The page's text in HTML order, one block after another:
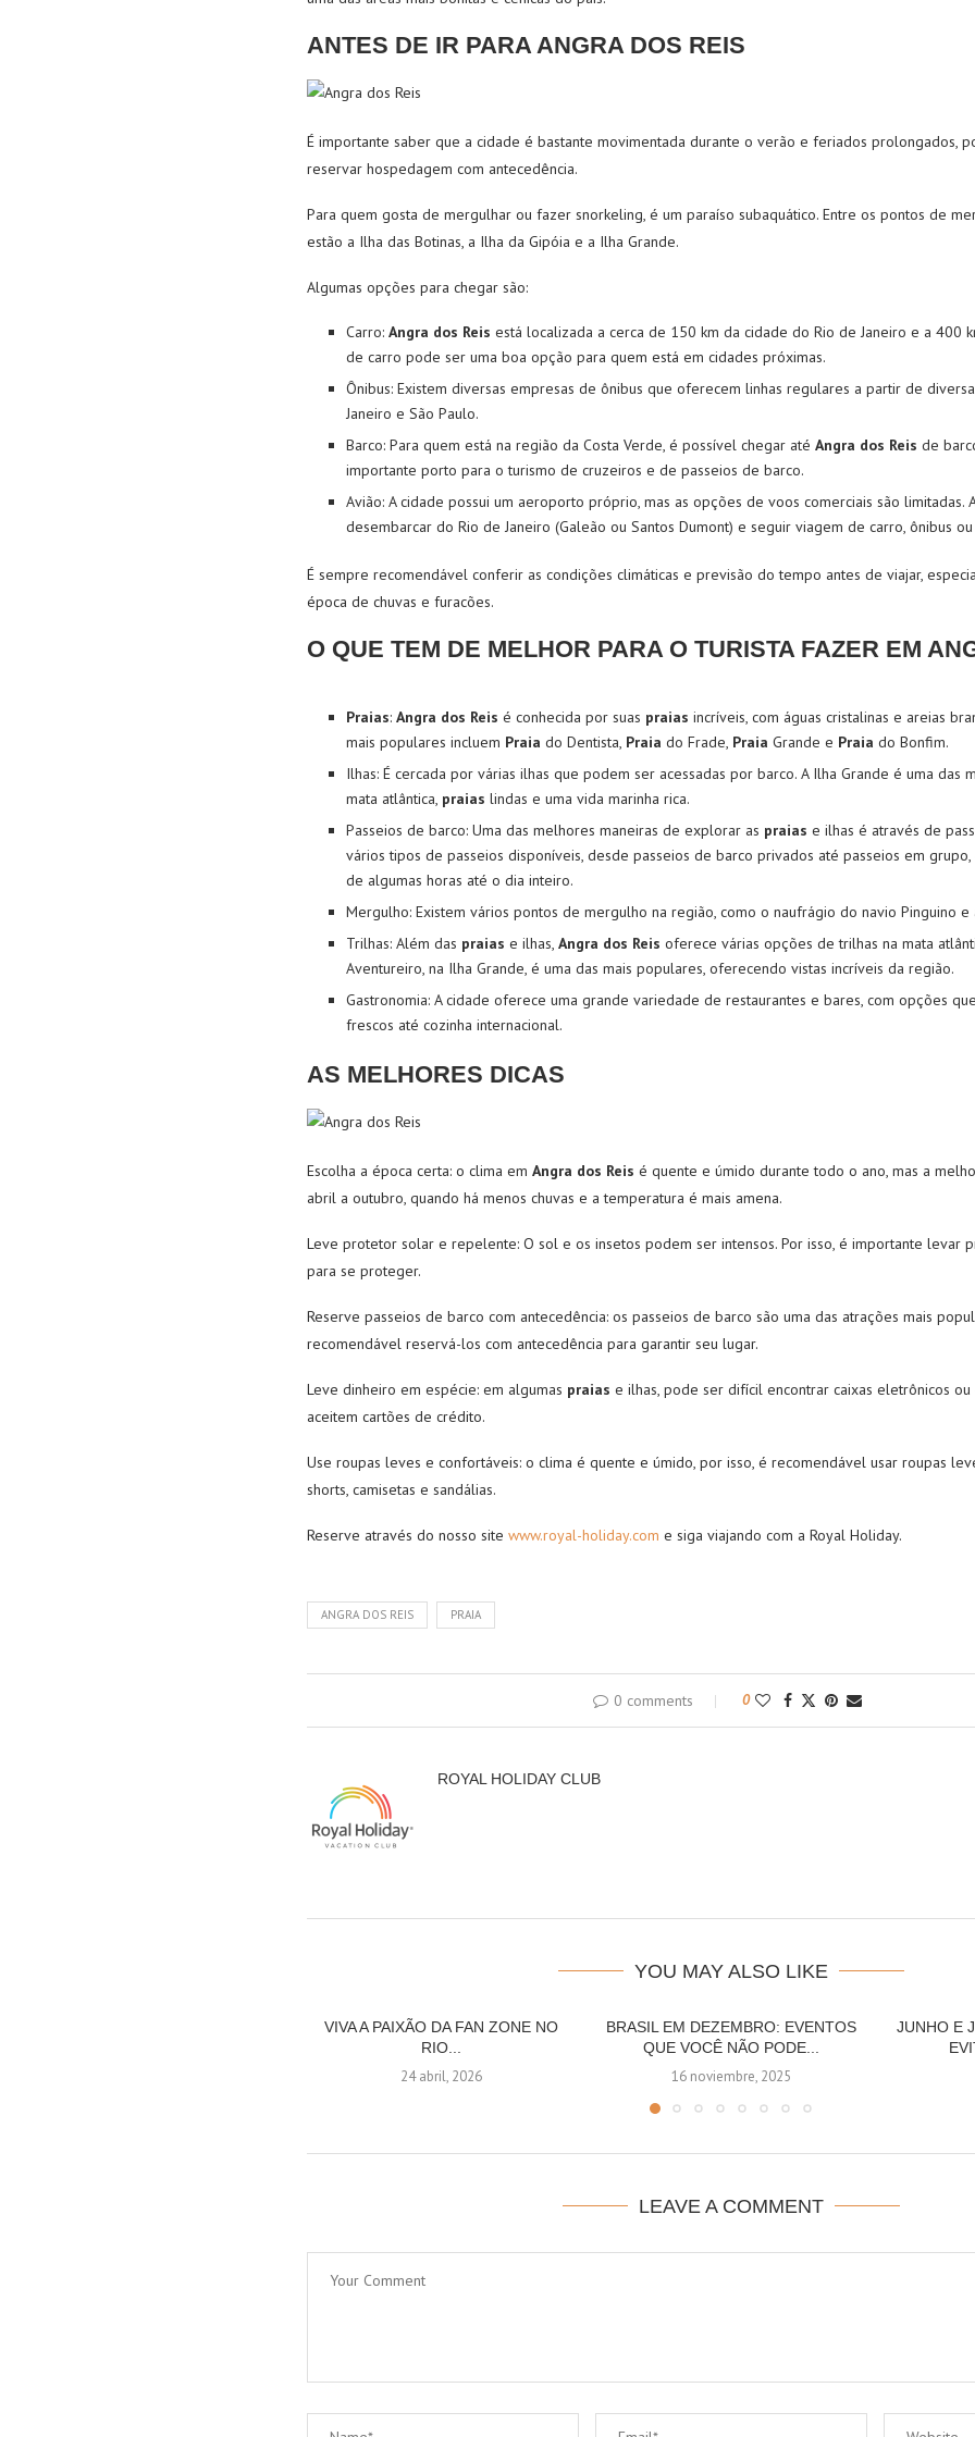
ANTES DE IR PARA ANGRA DOS REIS
É importante saber que a cidade é bastante movimentada durante o verão e feriados prolongados,
reservar hospedagem com antecedência.
Para quem gosta de mergulhar ou fazer snorkeling, é um paraíso subaquático. Entre os pontos de
estão a Ilha das Botinas, a Ilha da Gipóia e a Ilha Grande.
Algumas opções para chegar são:
Carro: Angra dos Reis está localizada a cerca de 150 km da cidade do Rio de Janeiro e a 400
de carro pode ser uma boa opção para quem está em cidades próximas.
Ônibus: Existem diversas empresas de ônibus que oferecem linhas regulares a partir de
Janeiro e São Paulo.
Barco: Para quem está na região da Costa Verde, é possível chegar até Angra dos Reis de
importante porto para o turismo de cruzeiros e de passeios de barco.
Avião: A cidade possui um aeroporto próprio, mas as opções de voos comerciais são limitadas.
desembarcar do Rio de Janeiro (Galeão ou Santos Dumont) e seguir viagem de carro, ônibus
É sempre recomendável conferir as condições climáticas e previsão do tempo antes de viajar,
época de chuvas e furacões.
O QUE TEM DE MELHOR PARA O TURISTA FAZER EM
Praias: Angra dos Reis é conhecida por suas praias incríveis, com águas cristalinas e areias
mais populares incluem Praia do Dentista, Praia do Frade, Praia Grande e Praia do Bonfim.
Ilhas: É cercada por várias ilhas que podem ser acessadas por barco. A Ilha Grande é uma das
mata atlântica, praias lindas e uma vida marinha rica.
Passeios de barco: Uma das melhores maneiras de explorar as praias e ilhas é através de
vários tipos de passeios disponíveis, desde passeios de barco privados até passeios em
de algumas horas até o dia inteiro.
Mergulho: Existem vários pontos de mergulho na região, como o naufrágio do navio Pinguino
Trilhas: Além das praias e ilhas, Angra dos Reis oferece várias opções de trilhas na mata
Aventureiro, na Ilha Grande, é uma das mais populares, oferecendo vistas incríveis da região.
Gastronomia: A cidade oferece uma grande variedade de restaurantes e bares, com opções
frescos até cozinha internacional.
AS MELHORES DICAS
Escolha a época certa: o clima em Angra dos Reis é quente e úmido durante todo o ano, mas a
abril a outubro, quando há menos chuvas e a temperatura é mais amena.
Leve protetor solar e repelente: O sol e os insetos podem ser intensos. Por isso, é importante levar
para se proteger.
Reserve passeios de barco com antecedência: os passeios de barco são uma das atrações mais
recomendável reservá-los com antecedência para garantir seu lugar.
Leve dinheiro em espécie: em algumas praias e ilhas, pode ser difícil encontrar caixas eletrônicos
aceitem cartões de crédito.
Use roupas leves e confortáveis: o clima é quente e úmido, por isso, é recomendável usar roupas
shorts, camisetas e sandálias.
Reserve através do nosso site www.royal-holiday.com e siga viajando com a Royal Holiday.
ANGRA DOS REIS PRAIA
0 comments 0
ROYAL HOLIDAY CLUB
YOU MAY ALSO LIKE
VIVA A PAIXÃO DA FAN ZONE NO
RIO...
24 abril, 2026
BRASIL EM DEZEMBRO: EVENTOS
QUE VOCÊ NÃO PODE...
16 noviembre, 2025
JUNHO E
LEAVE A COMMENT